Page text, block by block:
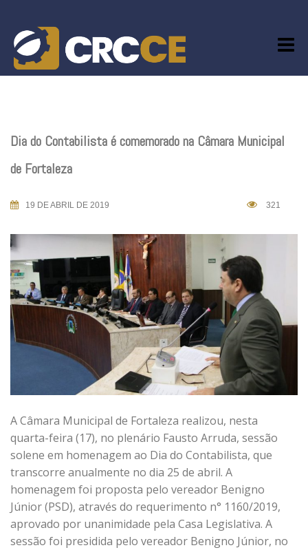
content
Dia do Contabilista é comemorado na Câmara Municipal
de Fortaleza
19 DE ABRIL DE 2019 321
A Câmara Municipal de Fortaleza realizou, nesta
quarta-feira (17), no plenário Fausto Arruda, sessão
solene em homenagem ao Dia do Contabilista, que
transcorre anualmente no dia 25 de abril. A
homenagem foi proposta pelo vereador Benigno
Júnior (PSD), através do requerimento n° 1160/2019,
aprovado por unanimidade pela Casa Legislativa. A
sessão foi presidida pelo vereador Benigno Júnior, no